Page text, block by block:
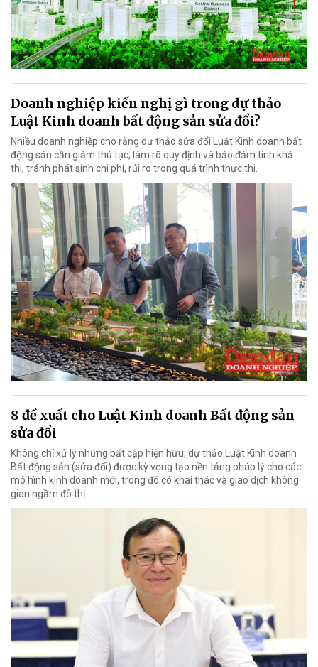
Doanh nghiệp kiến nghị gì trong dự thảo
Luật Kinh doanh bất động sản sửa đổi?
Nhiều doanh nghiệp cho rằng dự thảo sửa đổi Luật Kinh doanh bất
động sản cần giảm thủ tục, làm rõ quy định và bảo đảm tính khả
thi, tránh phát sinh chi phí, rủi ro trong quá trình thực thi.
8 đề xuất cho Luật Kinh doanh Bất động sản
sửa đổi
Không chỉ xử lý những bất cập hiện hữu, dự thảo Luật Kinh doanh
Bất động sản (sửa đổi) được kỳ vọng tạo nền tảng pháp lý cho các
mô hình kinh doanh mới, trong đó có khai thác và giao dịch không
gian ngầm đô thị.